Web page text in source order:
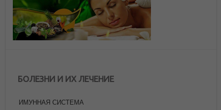
БОЛЕЗНИ И ИХ ЛЕЧЕНИЕ
ИМУННАЯ СИСТЕМА